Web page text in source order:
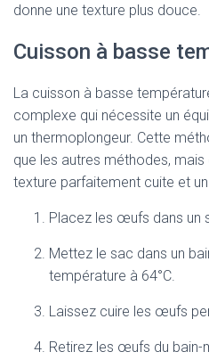
donne une texture plus douce.
Cuisson à basse
La cuisson à basse
complexe qui nécessite un
un thermoplongeur. Cette
que les autres méthodes, mais
texture parfaitement cuite et
Placez les œufs dans un
Mettez le sac dans un
température à 64°C.
Laissez cuire les œufs
Retirez les œufs du bain-